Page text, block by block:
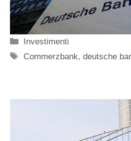
Categorie
Investimenti
Tag
Commerzbank,deutsche